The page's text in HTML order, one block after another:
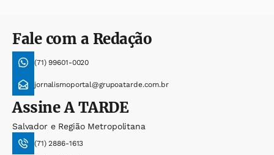
Fale com a Redação
(71) 99601-0020
jornalismoportal@grupoatarde.com.br
AssineA TARDE
Salvador e Região Metropolitana
(71) 2886-1613